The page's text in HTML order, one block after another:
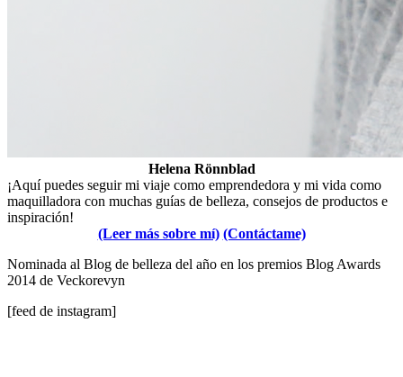
Helena Rönnblad
¡Aquí puedes seguir mi viaje como emprendedora y mi vida como
maquilladora con muchas guías de belleza, consejos de productos e
inspiración!
(Leer más sobre mí) (Contáctame)
Nominada al Blog de belleza del año en los premios Blog Awards
2014 de Veckorevyn
[feed de instagram]